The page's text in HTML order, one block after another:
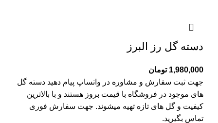
دسته گل رز البرز
1,980,000 تومان
جهت ثبت سفارش و مشاوره در واتساپ پیام دهید دسته گل
های موجود در فروشگاه با قیمت بروز هستند و با بالاترین
کیفیت و گل های تازه تهیه میشوند. جهت سفارش فوری
تماس بگیرید.